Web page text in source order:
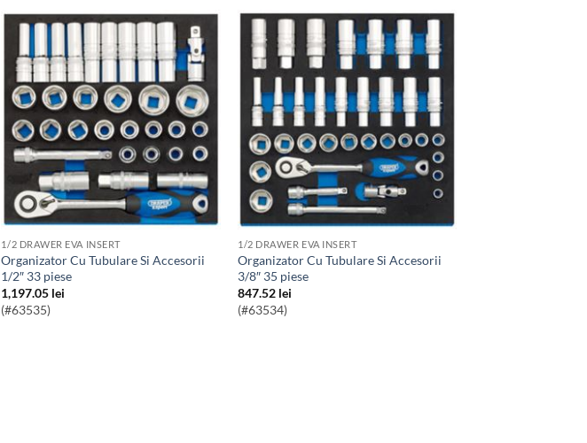
1/2 DRAWER EVA INSERT
Organizator Cu Tubulare Si Accesorii
1/2″ 33 piese
1,197.05 lei
(#63535)
1/2 DRAWER EVA INSERT
Organizator Cu Tubulare Si Accesorii
3/8″ 35 piese
847.52 lei
(#63534)